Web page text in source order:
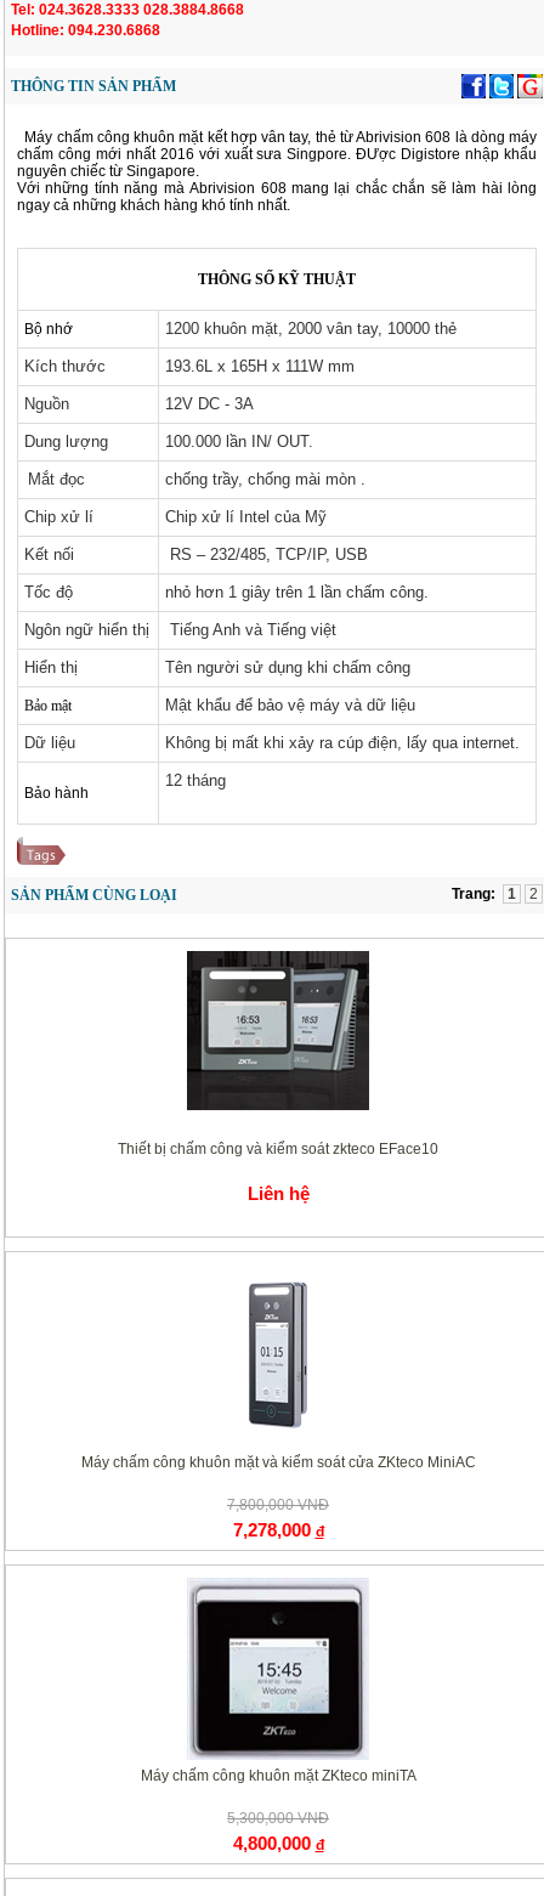
Tel: 024.3628.3333 028.3884.8668
Hotline: 094.230.6868
THÔNG TIN SẢN PHẨM
Máy chấm công khuôn mặt kết hợp vân tay, thẻ từ Abrivision 608 là dòng máy
chấm công mới nhất 2016 với xuất sưa Singpore. ĐƯợc Digistore nhập khẩu
nguyên chiếc từ Singapore.
Với những tính năng mà Abrivision 608 mang lại chắc chắn sẽ làm hài lòng
ngay cả những khách hàng khó tính nhất.
THÔNG SỐ KỸ THUẬT
Bộ nhớ 1200 khuôn mặt, 2000 vân tay, 10000 thẻ
Kích thước 193.6L x 165H x 111W mm
Nguồn 12V DC - 3A
Dung lượng 100.000 lần IN/ OUT.
Mắt đọc chống trầy, chống mài mòn .
Chip xử lí Chip xử lí Intel của Mỹ
Kết nối RS – 232/485, TCP/IP, USB
Tốc độ nhỏ hơn 1 giây trên 1 lần chấm công.
Ngôn ngữ hiển thị Tiếng Anh và Tiếng việt
Hiển thị Tên người sử dụng khi chấm công
Bảo mật Mật khẩu để bảo vệ máy và dữ liệu
Dữ liệu Không bị mất khi xảy ra cúp điện, lấy qua internet.
Bảo hành
12 tháng
Trang: 1 2
SẢN PHẨM CÙNG LOẠI
Thiết bị chấm công và kiểm soát zkteco EFace10
Liên hệ
Máy chấm công khuôn mặt và kiểm soát cửa ZKteco MiniAC
7,800,000 VNĐ
7,278,000 đ
Máy chấm công khuôn mặt ZKteco miniTA
5,300,000 VNĐ
4,800,000 đ